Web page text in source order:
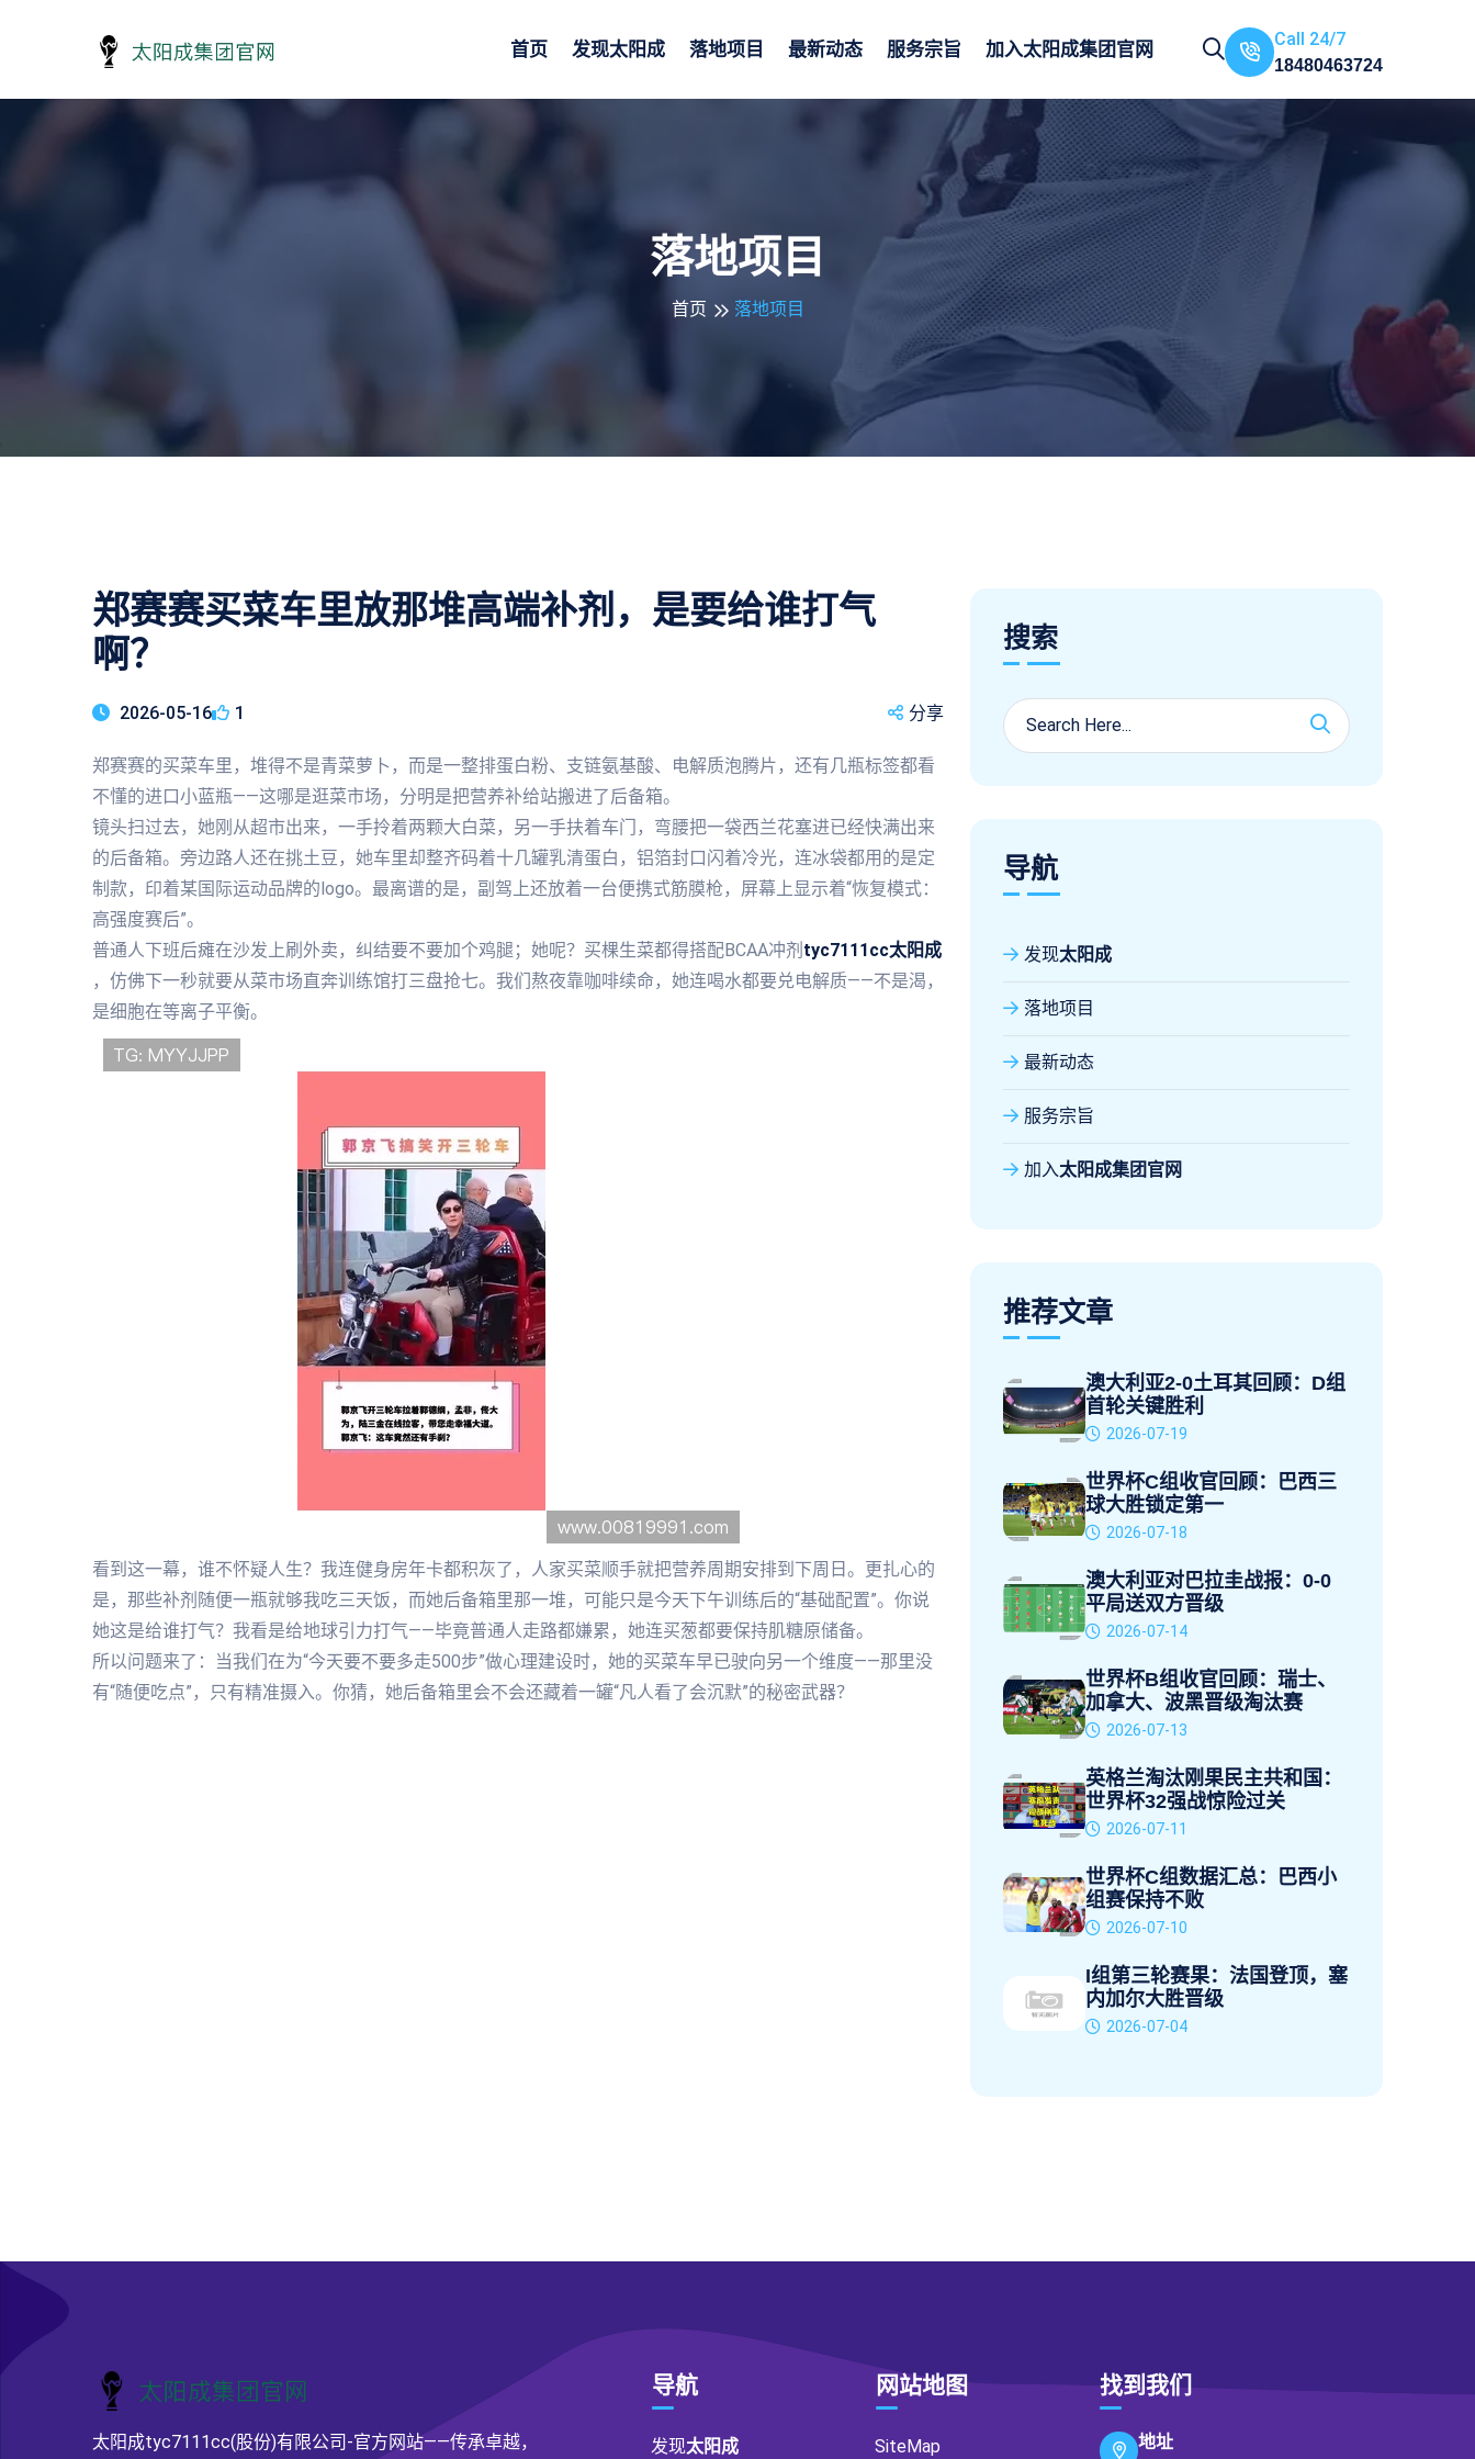
首页 发现太阳成 落地项目 最新动态 服务宗旨 加入太阳成集团官网 Call 24/7
18480463724
落地项目
首页 落地项目
郑赛赛买菜车里放那堆高端补剂，是要给谁打气
啊？
2026-05-16 1 分享
郑赛赛的买菜车里，堆得不是青菜萝卜，而是一整排蛋白粉、支链氨基酸、电解质泡腾片，还有几瓶标签都看
不懂的进口小蓝瓶——这哪是逛菜市场，分明是把营养补给站搬进了后备箱。
镜头扫过去，她刚从超市出来，一手拎着两颗大白菜，另一手扶着车门，弯腰把一袋西兰花塞进已经快满出来
的后备箱。旁边路人还在挑土豆，她车里却整齐码着十几罐乳清蛋白，铝箔封口闪着冷光，连冰袋都用的是定
制款，印着某国际运动品牌的logo。最离谱的是，副驾上还放着一台便携式筋膜枪，屏幕上显示着“恢复模式：
高强度赛后”。
普通人下班后瘫在沙发上刷外卖，纠结要不要加个鸡腿；她呢？买棵生菜都得搭配BCAA冲剂 tyc7111cc太阳成
，仿佛下一秒就要从菜市场直奔训练馆打三盘抢七。我们熬夜靠咖啡续命，她连喝水都要兑电解质——不是渴，
是细胞在等离子平衡。
看到这一幕，谁不怀疑人生？我连健身房年卡都积灰了，人家买菜顺手就把营养周期安排到下周日。更扎心的
是，那些补剂随便一瓶就够我吃三天饭，而她后备箱里那一堆，可能只是今天下午训练后的“基础配置”。你说
她这是给谁打气？我看是给地球引力打气——毕竟普通人走路都嫌累，她连买葱都要保持肌糖原储备。
所以问题来了：当我们在为“今天要不要多走500步”做心理建设时，她的买菜车早已驶向另一个维度——那里没
有“随便吃点”，只有精准摄入。你猜，她后备箱里会不会还藏着一罐“凡人看了会沉默”的秘密武器？
搜索
导航
发现太阳成
落地项目
最新动态
服务宗旨
加入太阳成集团官网
推荐文章
澳大利亚2-0土耳其回顾：D组
首轮关键胜利
2026-07-19
世界杯C组收官回顾：巴西三
球大胜锁定第一
2026-07-18
澳大利亚对巴拉圭战报：0-0
平局送双方晋级
2026-07-14
世界杯B组收官回顾：瑞士、
加拿大、波黑晋级淘汰赛
2026-07-13
英格兰淘汰刚果民主共和国：
世界杯32强战惊险过关
2026-07-11
世界杯C组数据汇总：巴西小
组赛保持不败
2026-07-10
I组第三轮赛果：法国登顶，塞
内加尔大胜晋级
2026-07-04
太阳成tyc7111cc(股份)有限公司-官方网站——传承卓越，
导航
发现太阳成
网站地图
SiteMap
找到我们
地址